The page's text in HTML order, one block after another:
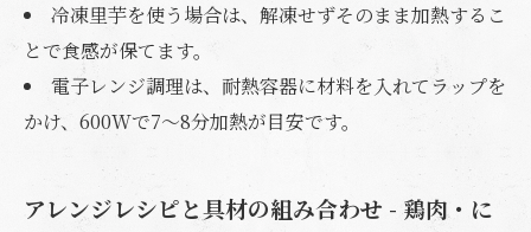
冷凍里芋を使う場合は、解凍せずそのまま加熱するこ
とで食感が保てます。
電子レンジ調理は、耐熱容器に材料を入れてラップを
かけ、600Wで7～8分加熱が目安です。
アレンジレシピと具材の組み合わせ - 鶏肉・に